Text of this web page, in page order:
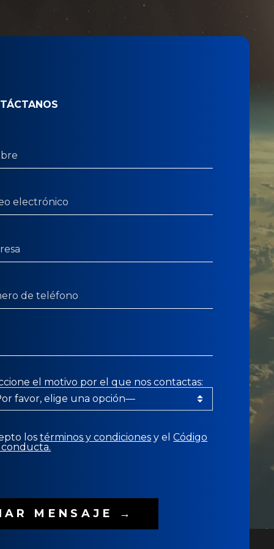
el motivo por el que nos contactas:
lostérminos y condiciones y elCódigo